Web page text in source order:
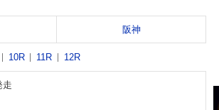
阪神
10R 11R 12R
走